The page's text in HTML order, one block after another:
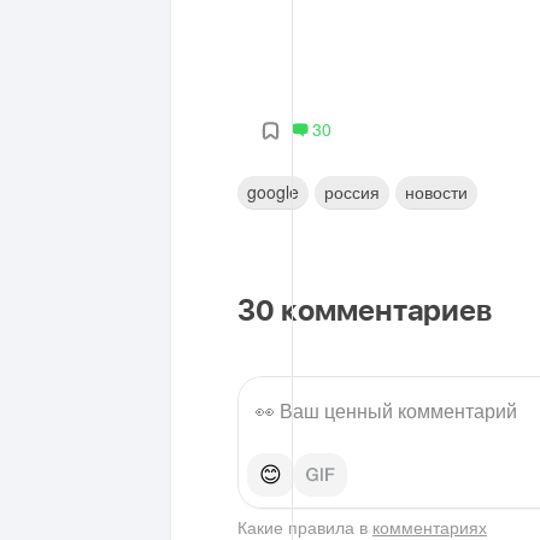
30
google россия новости
30 комментариев
😊
Какие правила в комментариях